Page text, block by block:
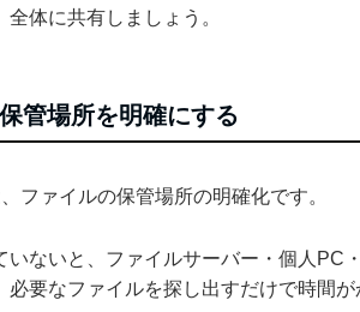
体に共有しましょう。
管場所を明確にする
ファイルの保管場所の明確化です。
いないと、ファイルサーバー・個人PC
必要なファイルを探し出すだけで時間が